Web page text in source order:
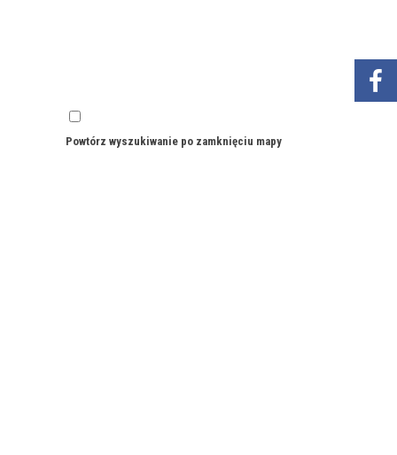
Powtórz wyszukiwanie po zamknięciu mapy